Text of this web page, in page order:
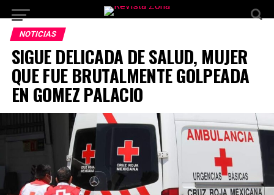
NOTICIAS
SIGUE DELICADA DE SALUD, MUJER
QUE FUE BRUTALMENTE GOLPEADA
EN GOMEZ PALACIO